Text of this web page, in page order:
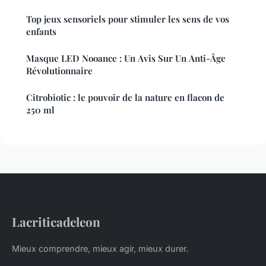
Top jeux sensoriels pour stimuler les sens de vos
enfants
Masque LED Nooance : Un Avis Sur Un Anti-Âge
Révolutionnaire
Citrobiotic : le pouvoir de la nature en flacon de
250 ml
Lacriticadeleon
Mieux comprendre, mieux agir, mieux durer.